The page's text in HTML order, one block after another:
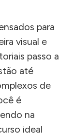
para
visual e
passo a
até
de
é
na
ideal